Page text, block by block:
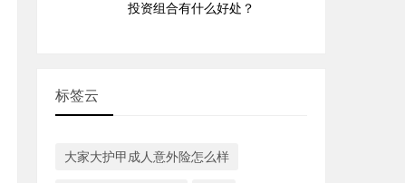
投资组合有什么好处？
标签云
大家大护甲成人意外险怎么样